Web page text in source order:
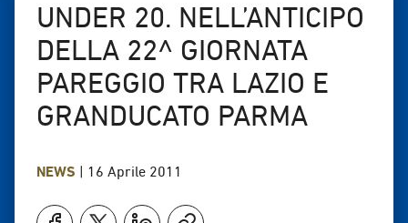
UNDER 20. NELL’ANTICIPO
DELLA 22^ GIORNATA
PAREGGIO TRA LAZIO E
GRANDUCATO PARMA
NEWS | 16 Aprile 2011